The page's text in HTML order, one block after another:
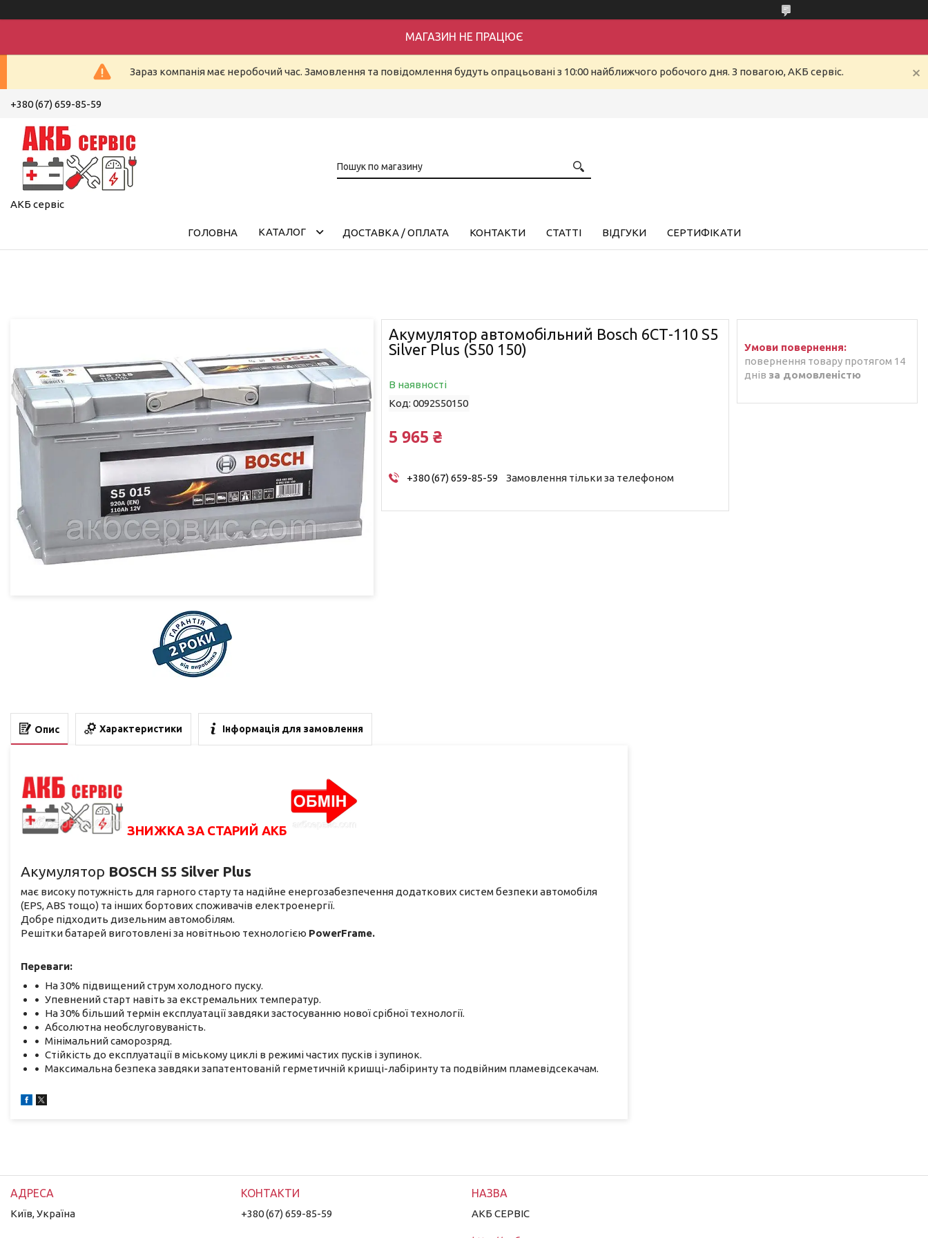
МАГАЗИН НЕ ПРАЦЮЄ
Зараз компанія має неробочий час. Замовлення та повідомлення будуть опрацьовані з 10:00 найближчого робочого дня. З повагою, АКБ сервіс.
+380 (67) 659-85-59
АКБ сервіс
ГОЛОВНА КАТАЛОГ ДОСТАВКА / ОПЛАТА КОНТАКТИ СТАТТІ ВІДГУКИ СЕРТИФІКАТИ
Акумулятор автомобільний Bosch 6СТ-110 S5
Silver Plus (S50 150)
В наявності
Код: 0092S50150
5 965 ₴
+380 (67) 659-85-59 Замовлення тільки за телефоном
повернення товару протягом 14
днів за домовленістю
Опис Характеристики Інформація для замовлення
ЗНИЖКА ЗА СТАРИЙ АКБ
Акумулятор BOSCH S5 Silver Plus
має високу потужність для гарного старту та надійне енергозабезпечення додаткових систем безпеки автомобіля
(EPS, ABS тощо) та інших бортових споживачів електроенергії.
Добре підходить дизельним автомобілям.
Решітки батарей виготовлені за новітньою технологією PowerFrame.
Переваги:
На 30% підвищений струм холодного пуску.
Упевнений старт навіть за екстремальних температур.
На 30% більший термін експлуатації завдяки застосуванню нової срібної технології.
Абсолютна необслуговуваність.
Мінімальний саморозряд.
Стійкість до експлуатації в міському циклі в режимі частих пусків і зупинок.
Максимальна безпека завдяки запатентованій герметичній кришці-лабіринту та подвійним пламевідсекачам.
Київ, Україна +380 (67) 659-85-59 АКБ СЕРВІС